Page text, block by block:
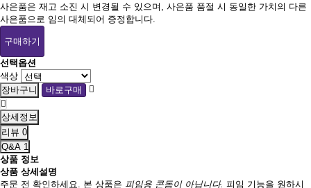
사은품은 재고 소진 시 변경될 수 있으며, 사은품 품절 시 동일한 가치의 다른
사은품으로 임의 대체되어 증정합니다.
구매하기
선택옵션
색상
상세정보
리뷰 0
Q&A 1
상품 정보
상품 상세설명
주문 전 확인하세요. 본 상품은 피임용 콘돔이 아닙니다. 피임 기능을 원하시